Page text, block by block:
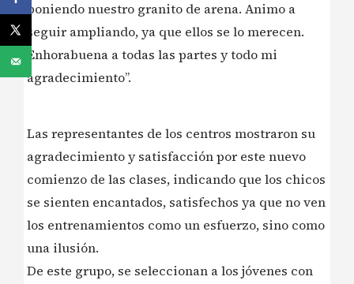
poniendo nuestro granito de arena. Animo a
seguir ampliando, ya que ellos se lo merecen.
Enhorabuena a todas las partes y todo mi
agradecimiento”.
️Las representantes de los centros mostraron su
agradecimiento y satisfacción por este nuevo
comienzo de las clases, indicando que los chicos
se sienten encantados, satisfechos ya que no ven
los entrenamientos como un esfuerzo, sino como
una ilusión.
De este grupo, se seleccionan a los jóvenes con